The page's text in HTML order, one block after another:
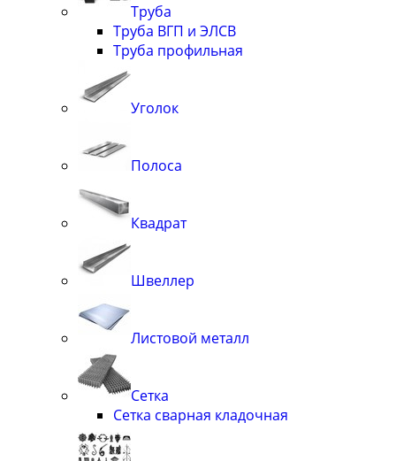
Труба
Труба ВГП и ЭЛСВ
Труба профильная
Уголок
Полоса
Квадрат
Швеллер
Листовой металл
Сетка
Сетка сварная кладочная